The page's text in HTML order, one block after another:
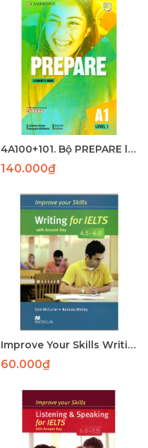
4A100+101. Bộ PREPARE level 1 (SB + WB đen trắng ) (159+86) - LASER
140.000₫
Improve Your Skills Writing for IELTS 4.5-6.0 SB with key
60.000₫